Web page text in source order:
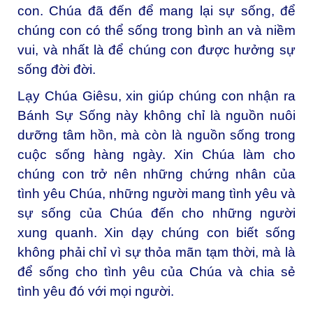
con. Chúa đã đến để mang lại sự sống, để
chúng con có thể sống trong bình an và niềm
vui, và nhất là để chúng con được hưởng sự
sống đời đời.
Lạy Chúa Giêsu, xin giúp chúng con nhận ra
Bánh Sự Sống này không chỉ là nguồn nuôi
dưỡng tâm hồn, mà còn là nguồn sống trong
cuộc sống hàng ngày. Xin Chúa làm cho
chúng con trở nên những chứng nhân của
tình yêu Chúa, những người mang tình yêu và
sự sống của Chúa đến cho những người
xung quanh. Xin dạy chúng con biết sống
không phải chỉ vì sự thỏa mãn tạm thời, mà là
để sống cho tình yêu của Chúa và chia sẻ
tình yêu đó với mọi người.